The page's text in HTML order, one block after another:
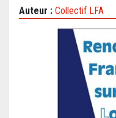
Auteur : Collectif LFA